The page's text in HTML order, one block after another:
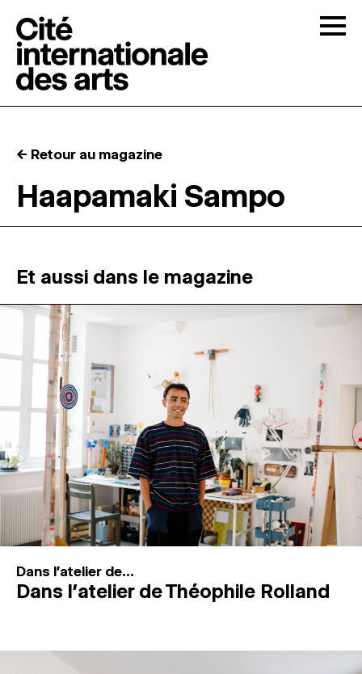
RÉSIDENCES ↓
ATELIERS OUVERTS
PROGRAMMATION
MAGAZINE
ESPACES DE PRATIQUE ARTISTIQUE ↓
Recherche
Connexion
← Retour au magazine
Haapamaki Sampo
Et aussi dans le magazine
Dans l'atelier de...
Dans l’atelier de Théophile Rolland